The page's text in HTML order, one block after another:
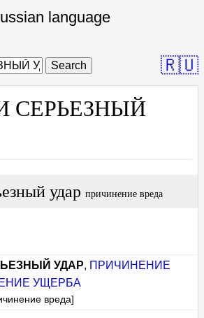
language
Search 🇷🇺
СЕРЬЕЗНЫЙ
удар причинение вреда
УДАР, ПРИЧИНЕНИЕ
УЩЕРБА
вреда]